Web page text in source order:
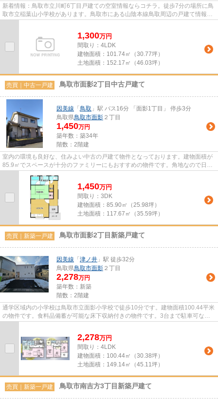
新着情報：鳥取市立川町6丁目戸建ての空室情報ならコチラ。徒歩7分の場所に鳥
取市立稲葉山小学校があります。鳥取市にある山陰本線鳥取周辺の戸建て情報を
豊富に取り扱っています。お...
1,300万円
間取り：4LDK
建物面積： 101.74㎡（30.77坪）
土地面積： 152.17㎡（46.03坪）
売買｜中古一戸建 鳥取市面影2丁目中古戸建て
因美線 「鳥取 」駅 バス16分 「面影1丁目」 停歩3分
鳥取県鳥取市面影 ２丁目
1,450万円
築年数：築34年
階数：2階建
室内の環境も良好な、住みよい中古の戸建て物件となっております。建物面積が
85.9㎡でスペースが十分のファミリーにもおすすめの物件です。角地なので日当
たりも良く健康的な生活に適...
1,450万円
間取り：3DK
建物面積： 85.90㎡（25.98坪）
土地面積： 117.67㎡（35.59坪）
売買｜新築一戸建 鳥取市面影2丁目新築戸建て
因美線 「津ノ井 」駅 徒歩32分
鳥取県鳥取市面影 ２丁目
2,278万円
築年数：新築
階数：2階建
通学区域内の小学校は鳥取市立面影小学校で徒歩10分です。建物面積100.44平米
の物件です。食料品備蓄が可能な床下収納付きの物件です。3台まで駐車可なの
で、たくさん車を所有している...
2,278万円
間取り：4LDK
建物面積： 100.44㎡（30.38坪）
土地面積： 149.14㎡（45.11坪）
売買｜新築一戸建 鳥取市南吉方3丁目新築戸建て